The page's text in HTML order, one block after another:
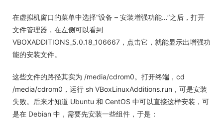
在虚拟机窗口的菜单中选择“设备 – 安装增强功能…”之后，打开
文件管理器，在左侧可以看到
VBOXADDITIONS_5.0.18_106667，点击它，就能显示出增强功
能的安装文件。
这些文件的路径其实为 /media/cdrom0。打开终端，cd
/media/cdrom0，运行 sh VBoxLinuxAdditions.run，可是安装
失败。后来才知道 Ubuntu 和 CentOS 中可以直接这样安装，可
是在 Debian 中，需要先安装一些组件，于是：